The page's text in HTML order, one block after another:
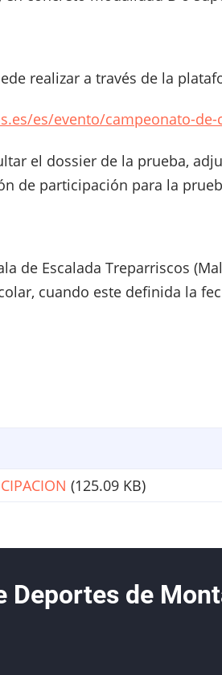
realizar a través de la
es/evento/campeonato-de-
el dossier de la prueba,
de participación para la
de Escalada Treparriscos
cuando este definida la
(125.09 KB)
Deportes de